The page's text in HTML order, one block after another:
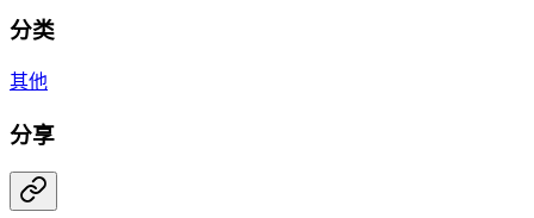
分类
其他
分享